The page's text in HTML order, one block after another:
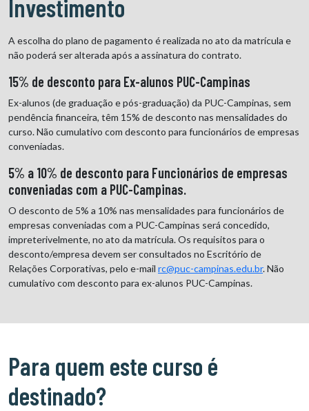
Investimento
A escolha do plano de pagamento é realizada no ato da matrícula e
não poderá ser alterada após a assinatura do contrato.
15% de desconto para Ex-alunos PUC-Campinas
Ex-alunos (de graduação e pós-graduação) da PUC-Campinas, sem
pendência financeira, têm 15% de desconto nas mensalidades do
curso. Não cumulativo com desconto para funcionários de empresas
conveniadas.
5% a 10% de desconto para Funcionários de empresas
conveniadas com a PUC-Campinas.
O desconto de 5% a 10% nas mensalidades para funcionários de
empresas conveniadas com a PUC-Campinas será concedido,
impreterivelmente, no ato da matrícula. Os requisitos para o
desconto/empresa devem ser consultados no Escritório de
Relações Corporativas, pelo e-mail rc@puc-campinas.edu.br. Não
cumulativo com desconto para ex-alunos PUC-Campinas.
Para quem este curso é
destinado?